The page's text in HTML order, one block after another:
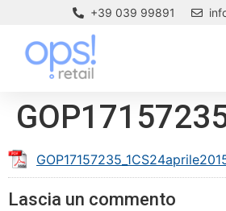
+39 039 99891
Lascia un commento